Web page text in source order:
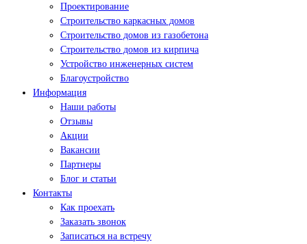
Проектирование
Строительство каркасных домов
Строительство домов из газобетона
Строительство домов из кирпича
Устройство инженерных систем
Благоустройство
Информация
Наши работы
Отзывы
Акции
Вакансии
Партнеры
Блог и статьи
Контакты
Как проехать
Заказать звонок
Записаться на встречу